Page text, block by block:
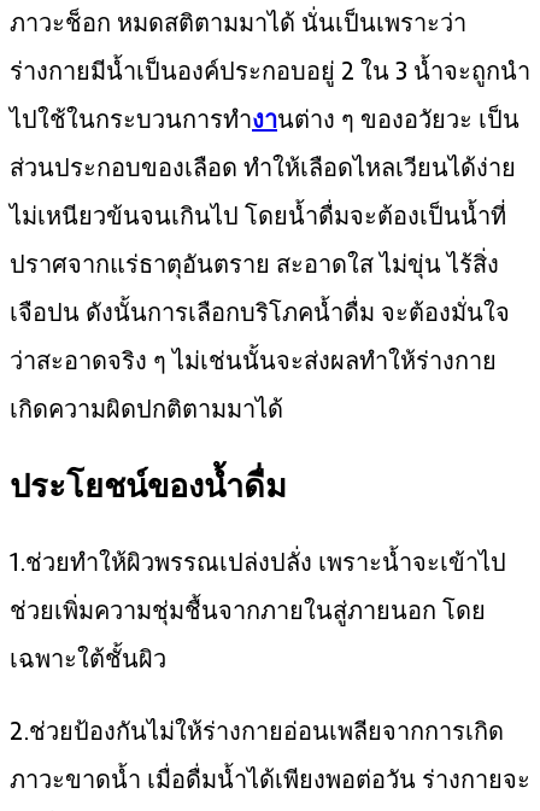
ภาวะช็อก หมดสติตามมาได้ นั่นเป็นเพราะว่า
ร่างกายมีน้ำเป็นองค์ประกอบอยู่ 2 ใน 3 น้ำจะถูกนำ
ไปใช้ในกระบวนการทำงานต่าง ๆ ของอวัยวะ เป็น
ส่วนประกอบของเลือด ทำให้เลือดไหลเวียนได้ง่าย
ไม่เหนียวข้นจนเกินไป โดยน้ำดื่มจะต้องเป็นน้ำที่
ปราศจากแร่ธาตุอันตราย สะอาดใส ไม่ขุ่น ไร้สิ่ง
เจือปน ดังนั้นการเลือกบริโภคน้ำดื่ม จะต้องมั่นใจ
ว่าสะอาดจริง ๆ ไม่เช่นนั้นจะส่งผลทำให้ร่างกาย
เกิดความผิดปกติตามมาได้
ประโยชน์ของน้ำดื่ม
1.ช่วยทำให้ผิวพรรณเปล่งปลั่ง เพราะน้ำจะเข้าไป
ช่วยเพิ่มความชุ่มชื้นจากภายในสู่ภายนอก โดย
เฉพาะใต้ชั้นผิว
2.ช่วยป้องกันไม่ให้ร่างกายอ่อนเพลียจากการเกิด
ภาวะขาดน้ำ เมื่อดื่มน้ำได้เพียงพอต่อวัน ร่างกายจะ